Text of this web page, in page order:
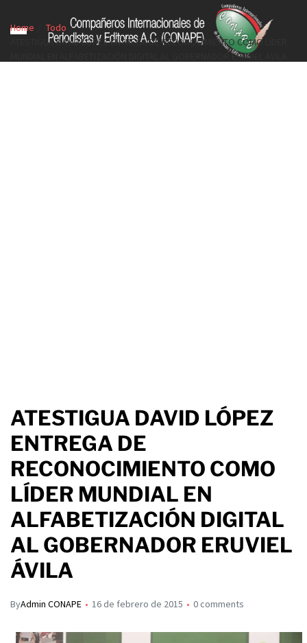
Home
Todo
ATESTIGUA DAVID LÓPEZ ENTREGA DE RECONOCIMIENTO COMO LÍDER
MUNDIAL EN ALFABETIZACIÓN DIGITAL AL GOBERNADOR ERUVIEL ÁVILA
ATESTIGUA DAVID LÓPEZ
ENTREGA DE
RECONOCIMIENTO COMO
LÍDER MUNDIAL EN
ALFABETIZACIÓN DIGITAL
AL GOBERNADOR ERUVIEL
ÁVILA
ByAdmin CONAPE 16 de febrero de 2015 0 comments